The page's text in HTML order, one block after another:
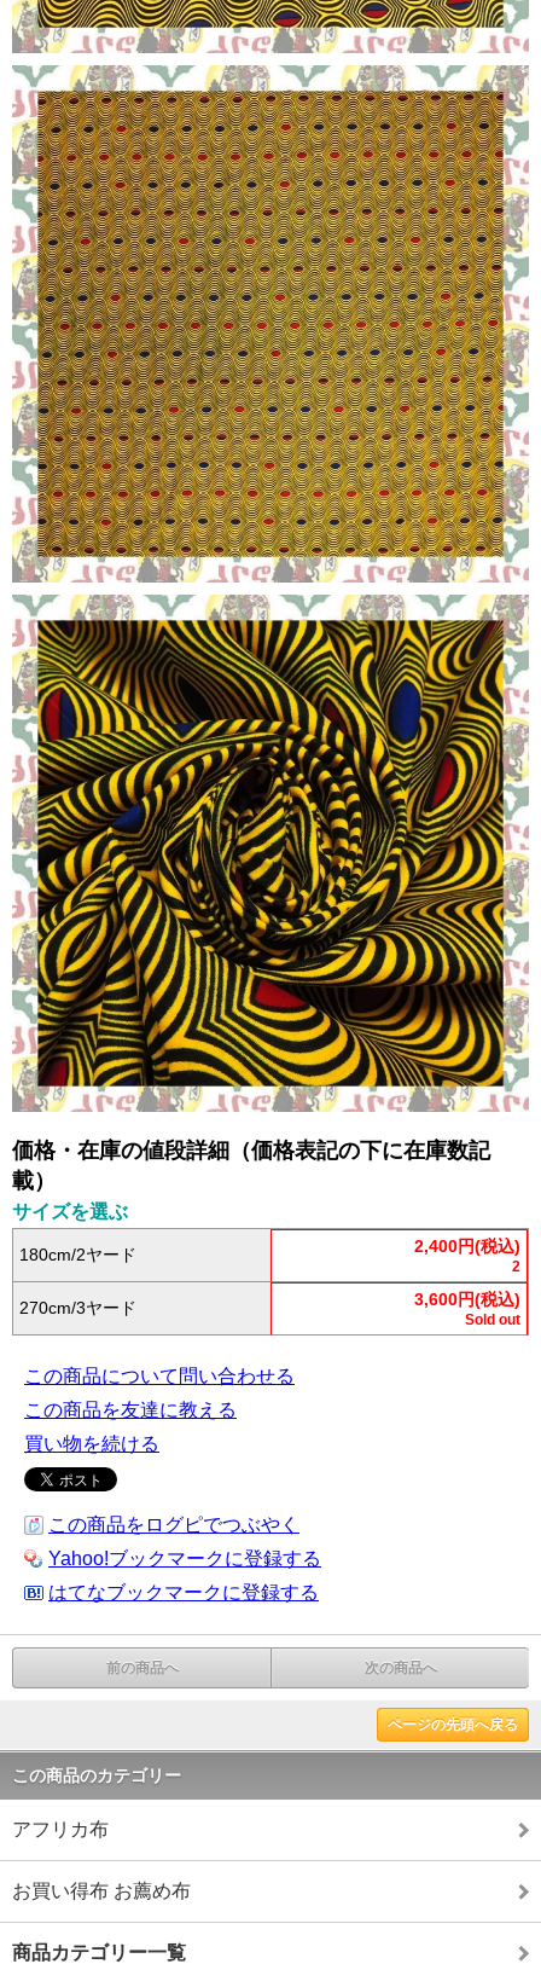
価格・在庫の値段詳細（価格表記の下に在庫数記
載）
サイズを選ぶ
180cm/2ヤード 2,400円(税込)
2
270cm/3ヤード 3,600円(税込)
Sold out
この商品について問い合わせる
この商品を友達に教える
買い物を続ける
この商品をログピでつぶやく
Yahoo!ブックマークに登録する
はてなブックマークに登録する
前の商品へ 次の商品へ
ページの先頭へ戻る
この商品のカテゴリー
アフリカ布
お買い得布 お薦め布
商品カテゴリー一覧